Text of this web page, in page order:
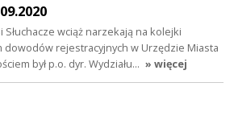
Słuchacze wciąż narzekają na kolejki
dowodów rejestracyjnych w Urzędzie Miasta
był p.o. dyr. Wydziału… » więcej